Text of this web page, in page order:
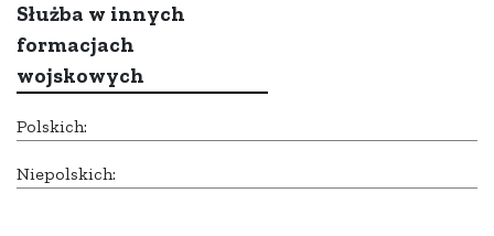
Służba w innych
formacjach
wojskowych
Polskich:
Niepolskich: